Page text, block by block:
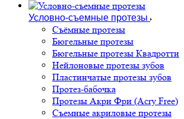
Условно-съемные протезы
Съёмные протезы
Бюгельные протезы
Бюгельные протезы Квадротти
Нейлоновые протезы зубов
Пластинчатые протезы зубов
Протез-бабочка
Протезы Акри Фри (Acry Free)
Съемные акриловые протезы